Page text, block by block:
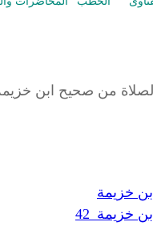
من صحيح ابن
خزيمة